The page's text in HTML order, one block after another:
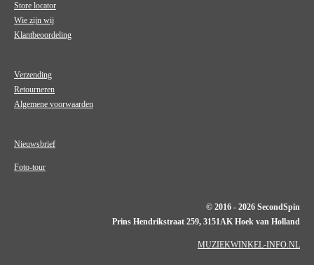
Store locator
Wie zijn wij
Klantbeoordeling
Verzending
Retourneren
Algemene voorwaarden
Nieuwsbrief
Foto-tour
© 2016 - 2026 SecondSpin
Prins Hendrikstraat 259, 3151AK Hoek van Holland
MUZIEKWINKEL-INFO.NL